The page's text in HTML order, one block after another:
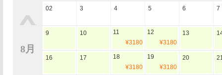
8月
02
3 4 5 6 7
9 10
11
¥3180
12
¥3180
13
16 17
18
¥3180
19
¥3180
20